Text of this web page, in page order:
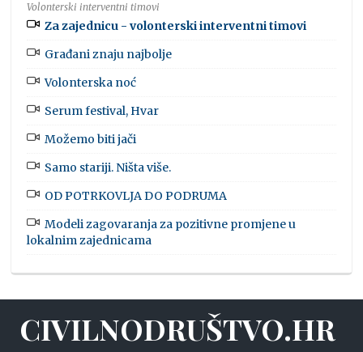
Volonterski interventni timovi
Za zajednicu - volonterski interventni timovi
Građani znaju najbolje
Volonterska noć
Serum festival, Hvar
Možemo biti jači
Samo stariji. Ništa više.
OD POTRKOVLJA DO PODRUMA
Modeli zagovaranja za pozitivne promjene u
lokalnim zajednicama
CIVILNODRUŠTVO.HR